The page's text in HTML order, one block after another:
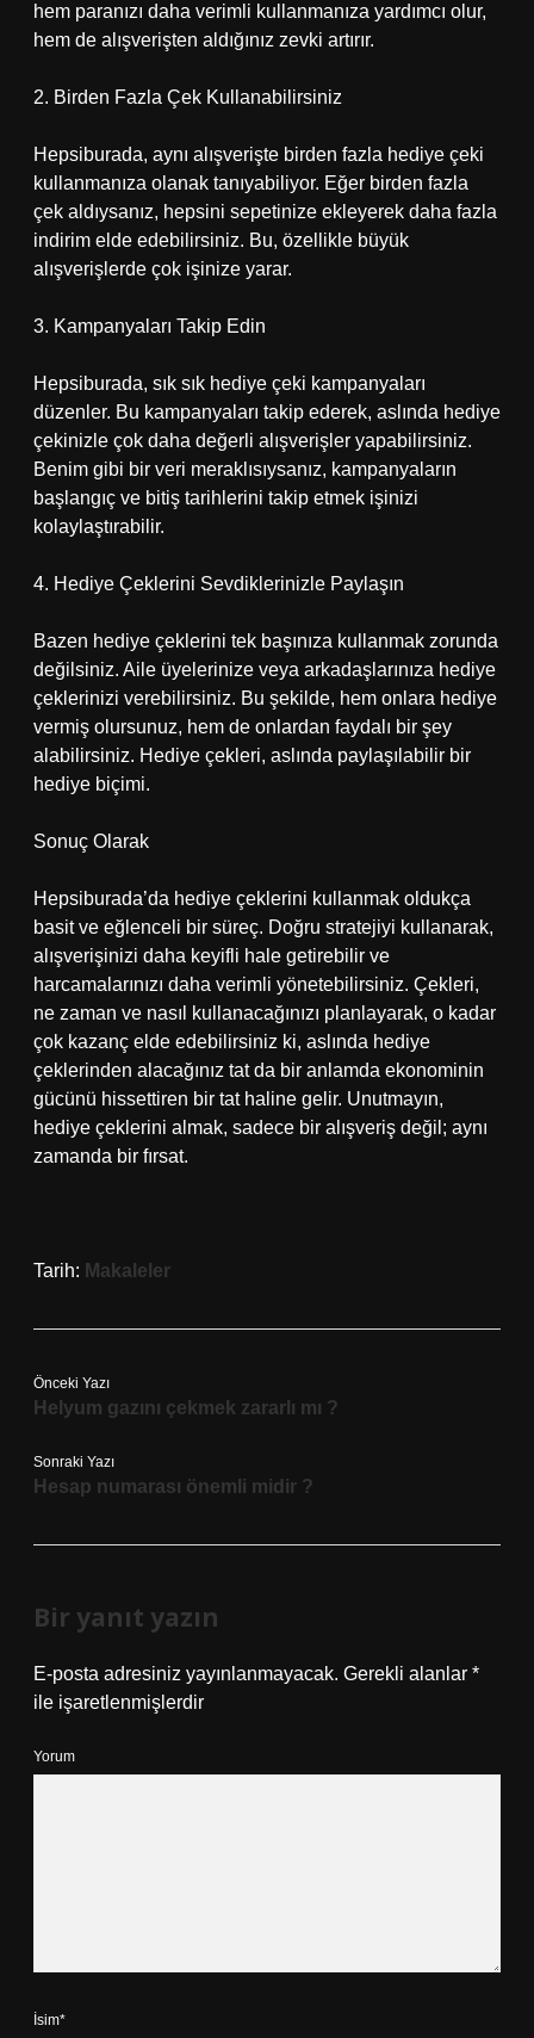
hem paranızı daha verimli kullanmanıza yardımcı olur,
hem de alışverişten aldığınız zevki artırır.
2. Birden Fazla Çek Kullanabilirsiniz
Hepsiburada, aynı alışverişte birden fazla hediye çeki
kullanmanıza olanak tanıyabiliyor. Eğer birden fazla
çek aldıysanız, hepsini sepetinize ekleyerek daha fazla
indirim elde edebilirsiniz. Bu, özellikle büyük
alışverişlerde çok işinize yarar.
3. Kampanyaları Takip Edin
Hepsiburada, sık sık hediye çeki kampanyaları
düzenler. Bu kampanyaları takip ederek, aslında hediye
çekinizle çok daha değerli alışverişler yapabilirsiniz.
Benim gibi bir veri meraklısıysanız, kampanyaların
başlangıç ve bitiş tarihlerini takip etmek işinizi
kolaylaştırabilir.
4. Hediye Çeklerini Sevdiklerinizle Paylaşın
Bazen hediye çeklerini tek başınıza kullanmak zorunda
değilsiniz. Aile üyelerinize veya arkadaşlarınıza hediye
çeklerinizi verebilirsiniz. Bu şekilde, hem onlara hediye
vermiş olursunuz, hem de onlardan faydalı bir şey
alabilirsiniz. Hediye çekleri, aslında paylaşılabilir bir
hediye biçimi.
Sonuç Olarak
Hepsiburada’da hediye çeklerini kullanmak oldukça
basit ve eğlenceli bir süreç. Doğru stratejiyi kullanarak,
alışverişinizi daha keyifli hale getirebilir ve
harcamalarınızı daha verimli yönetebilirsiniz. Çekleri,
ne zaman ve nasıl kullanacağınızı planlayarak, o kadar
çok kazanç elde edebilirsiniz ki, aslında hediye
çeklerinden alacağınız tat da bir anlamda ekonominin
gücünü hissettiren bir tat haline gelir. Unutmayın,
hediye çeklerini almak, sadece bir alışveriş değil; aynı
zamanda bir fırsat.
Tarih: Makaleler
Önceki Yazı
Helyum gazını çekmek zararlı mı ?
Sonraki Yazı
Hesap numarası önemli midir ?
Bir yanıt yazın
E-posta adresiniz yayınlanmayacak. Gerekli alanlar *
ile işaretlenmişlerdir
Yorum
İsim*